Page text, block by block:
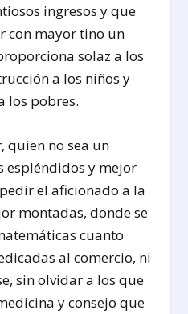
ingresos y que
con mayor tino un
solaz a los
a los niños y
los pobres.
quien no sea un
espléndidos y mejor
el aficionado a la
montadas, donde se
cuanto
al comercio, ni
sin olvidar a los que
y consejo que